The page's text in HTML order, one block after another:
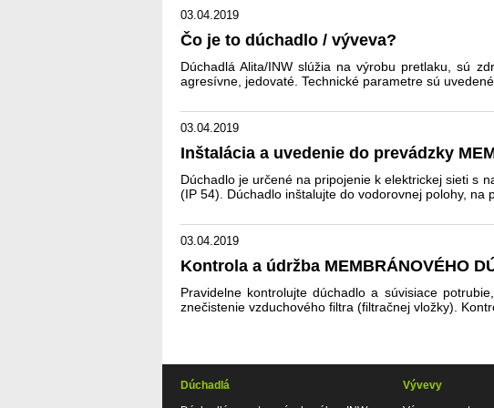
03.04.2019
Čo je to dúchadlo / výveva?
Dúchadlá Alita/INW slúžia na výrobu pretlaku, sú
agresívne, jedovaté. Technické parametre sú
03.04.2019
Inštalácia a uvedenie do prevádzky
Dúchadlo je určené na pripojenie k elektrickej sieti s
(IP 54). Dúchadlo inštalujte do vodorovnej polohy, na
03.04.2019
Kontrola a údržba MEMBRÁNOVÉHO
Pravidelne kontrolujte dúchadlo a súvisiace
znečistenie vzduchového filtra (filtračnej vložky).
Dúchadlá
Vývevy